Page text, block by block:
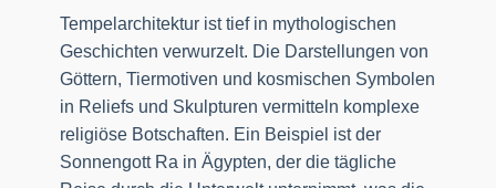
Tempelarchitektur ist tief in mythologischen
Geschichten verwurzelt. Die Darstellungen von
Göttern, Tiermotiven und kosmischen Symbolen
in Reliefs und Skulpturen vermitteln komplexe
religiöse Botschaften. Ein Beispiel ist der
Sonnengott Ra in Ägypten, der die tägliche